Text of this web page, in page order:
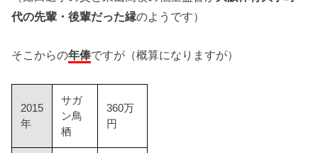
代の先輩・後輩だった縁のようです）
そこからの年俸ですが（概算になりますが）
2015
年
サガ
ン鳥
栖
360万
円